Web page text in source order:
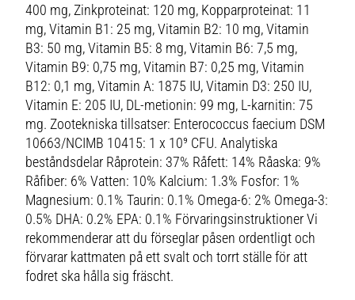
400 mg, Zinkproteinat: 120 mg, Kopparproteinat: 11
mg, Vitamin B1: 25 mg, Vitamin B2: 10 mg, Vitamin
B3: 50 mg, Vitamin B5: 8 mg, Vitamin B6: 7,5 mg,
Vitamin B9: 0,75 mg, Vitamin B7: 0,25 mg, Vitamin
B12: 0,1 mg, Vitamin A: 1875 IU, Vitamin D3: 250 IU,
Vitamin E: 205 IU, DL-metionin: 99 mg, L-karnitin: 75
mg. Zootekniska tillsatser: Enterococcus faecium DSM
10663/NCIMB 10415: 1 x 10⁹ CFU. Analytiska
beståndsdelar Råprotein: 37% Råfett: 14% Råaska: 9%
Råfiber: 6% Vatten: 10% Kalcium: 1.3% Fosfor: 1%
Magnesium: 0.1% Taurin: 0.1% Omega-6: 2% Omega-3:
0.5% DHA: 0.2% EPA: 0.1% Förvaringsinstruktioner Vi
rekommenderar att du förseglar påsen ordentligt och
förvarar kattmaten på ett svalt och torrt ställe för att
fodret ska hålla sig fräscht.